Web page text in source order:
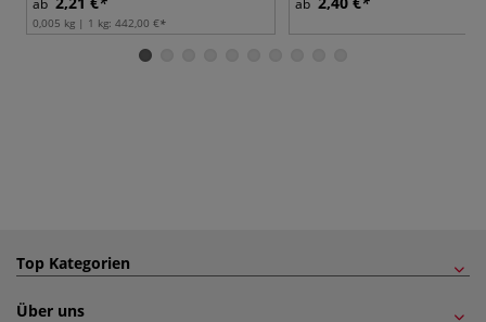
0,005 kg | 1 kg: 442,00 €
Top Kategorien
Über uns